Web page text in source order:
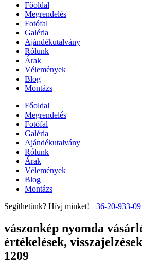
Főoldal
Megrendelés
Fotófal
Galéria
Ajándékutalvány
Rólunk
Árak
Vélemények
Blog
Montázs
Főoldal
Megrendelés
Fotófal
Galéria
Ajándékutalvány
Rólunk
Árak
Vélemények
Blog
Montázs
Segíthetünk? Hívj minket! +36-20-933-
vászonkép nyomda
értékelések,
1209